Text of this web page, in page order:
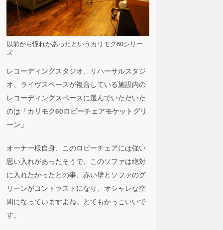
以前から憧れがあったというカリモク60シリー
ズ
レコーディングスタジオ、リハーサルスタジ
オ、ライヴスペースが複合している施設内の
レコーディングスペースに選んでいただいた
のは 「カリモク60ロビーチェアモケットグリ
ーン」
オーナー様自身、このロビーチェアには強い
思い入れがあったそうで、このソファは絶対
に入れたかったとの事。赤い壁とソファのグ
リーンがコントラストになり、オシャレな空
間になっていますよね。とてもかっこいいで
す。